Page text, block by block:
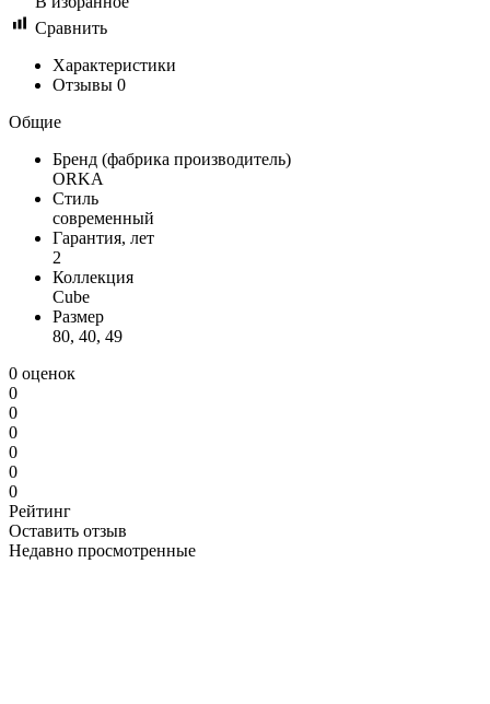
Сравнить
Характеристики
Отзывы 0
Общие
Бренд (фабрика производитель)
ORKA
Стиль
современный
Гарантия, лет
2
Коллекция
Cube
Размер
80, 40, 49
0 оценок
0
0
0
0
0
0
Рейтинг
Оставить отзыв
Недавно просмотренные